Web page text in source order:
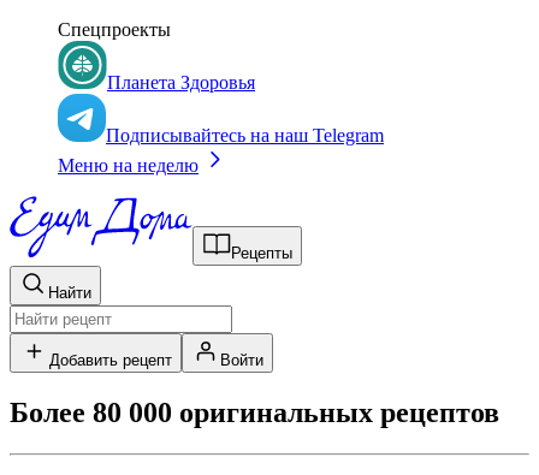
Спецпроекты
Планета Здоровья
Подписывайтесь на наш Telegram
Меню на неделю
Рецепты
Найти
Добавить рецепт Войти
Более 80 000 оригинальных рецептов